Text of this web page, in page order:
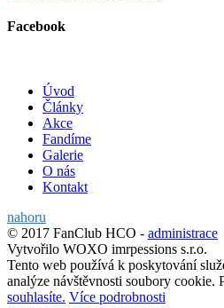
Facebook
Úvod
Články
Akce
Fandíme
Galerie
O nás
Kontakt
nahoru
© 2017 FanClub HCO - administrace
Vytvořilo WOXO imrpessions s.r.o.
Tento web používá k poskytování
analýze návštěvnosti soubory cookie.
souhlasíte. Více podrobnosti